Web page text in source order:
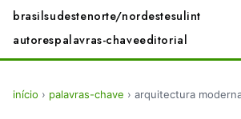
brasilsudestenorte/nordestesulint
autorespalavras-chaveeditorial
início › palavras-chave › arquitectura